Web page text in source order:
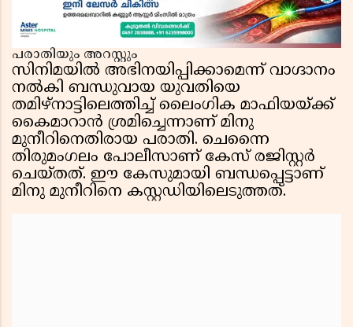
പരാതിയും അറസ്റ്റും
സിനിമയിൽ അഭിനയിപ്പിക്കാമെന്ന് വാഗ്ദാനം
നൽകി ബന്ധുവായ യുവതിയെ
തമിഴ്‌നാട്ടിലെത്തിച്ച് ലൈംഗിക മാഫിയയ്ക്ക്
കൈമാറാൻ ശ്രമിച്ചെന്നാണ് മിനു
മുനീറിനെതിരായ പരാതി. ചെന്നൈ
തിരുമംഗലം പോലീസാണ് കേസ് രജിസ്റ്റർ
ചെയ്തത്. ഈ കേസുമായി ബന്ധപ്പെട്ടാണ്
മിനു മുനീറിനെ കസ്റ്റഡിയിലെടുത്തത്.